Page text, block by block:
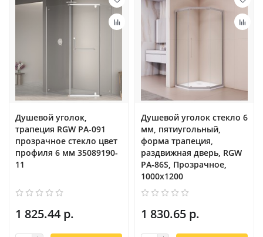
Душевой уголок,
трапеция RGW PA-091
прозрачное cтекло цвет
профиля 6 мм 35089190-
11
1 825.44 р.
Душевой уголок стекло 6
мм, пятиугольный,
форма трапеция,
раздвижная дверь, RGW
PA-86S, Прозрачное,
1000x1200
1 830.65 р.